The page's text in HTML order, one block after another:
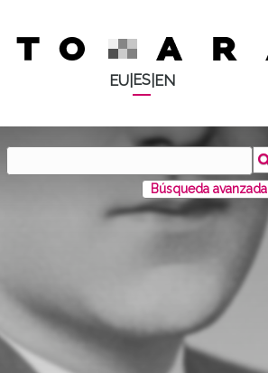
EU| ES| EN
Búsqueda avanzada